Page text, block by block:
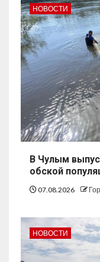
НОВОСТИ
В Чулым
обской
07.08.2026
НОВОСТИ